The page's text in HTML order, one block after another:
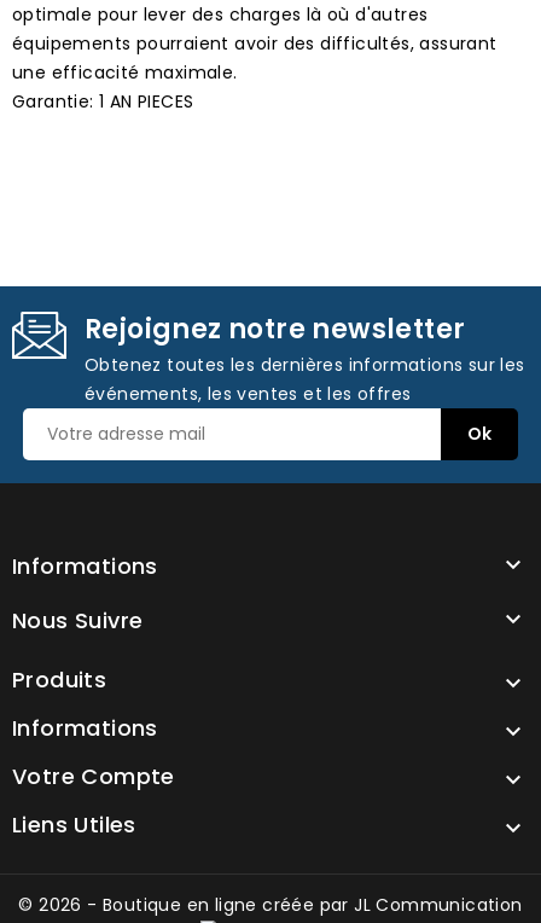
optimale pour lever des charges là où d'autres
équipements pourraient avoir des difficultés, assurant
une efficacité maximale.
Garantie: 1 AN PIECES
Rejoignez notre newsletter
Obtenez toutes les dernières informations sur les
événements, les ventes et les offres
Informations 
Nous Suivre 
Produits 
Informations 
Votre Compte 
Liens Utiles 
© 2026 - Boutique en ligne créée par JL Communication